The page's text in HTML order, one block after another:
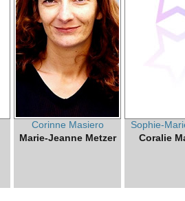
Corinne Masiero
Marie-Jeanne Metzer
Sophie-
Coralie